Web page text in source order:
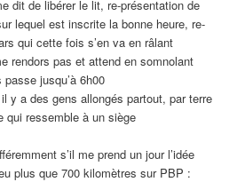
dit de libérer le lit, re-présentation de
lequel est inscrite la bonne heure, re-
qui cette fois s’en va en râlant
rendors pas et attend en somnolant
jusqu’à 6h00
il y a des gens allongés partout, par terre
qui ressemble à un siège
s’il me prend un jour l’idée
plus que 700 kilomètres sur PBP :